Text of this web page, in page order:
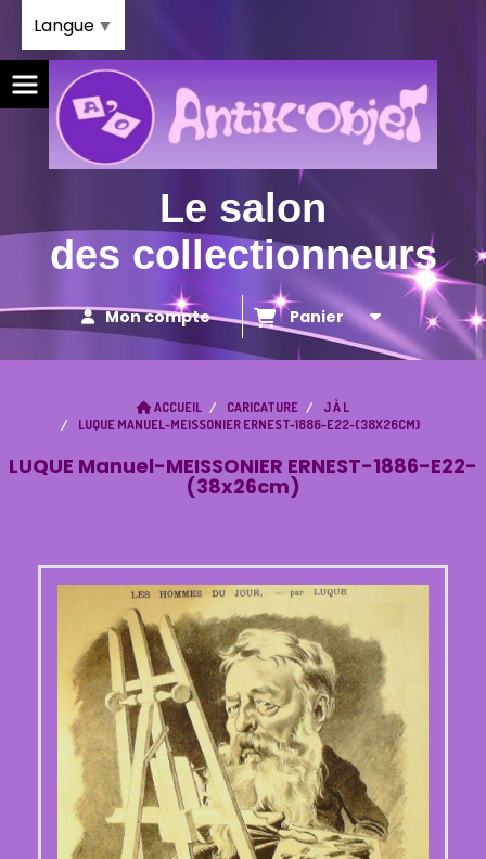
Le salon
des collectionneurs
Mon compte Panier
ACCUEIL CARICATURE
J À L
LUQUE MANUEL-MEISSONIER ERNEST-1886-E22-(38X26CM)
LUQUE Manuel-MEISSONIER ERNEST-1886-E22-
(38x26cm)
Langue ▼